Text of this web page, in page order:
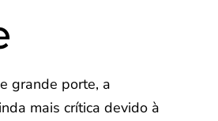
grande porte, a
mais crítica devido à